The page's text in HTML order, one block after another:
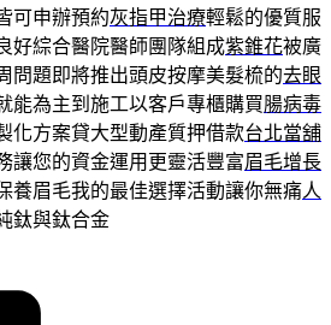
可申辦預約灰指甲治療輕鬆的優質服
好綜合醫院醫師團隊組成紫錐花被廣
問題即將推出頭皮按摩美髮梳的去眼
能為主到施工以客戶專櫃購買腸病毒
化方案貸大型動產質押借款台北當舖
讓您的資金運用更靈活豐富眉毛增長
養眉毛我的最佳選擇活動讓你無痛人
鈦與鈦合金